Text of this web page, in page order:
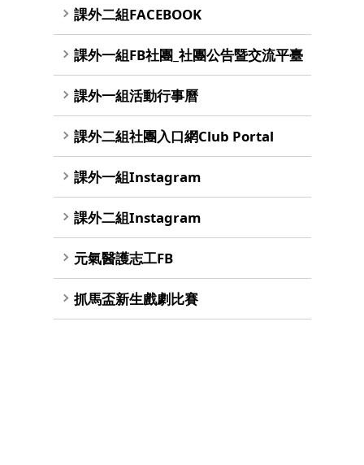
課外二組FACEBOOK
課外一組FB社團_社團公告暨交流平臺
課外一組活動行事曆
課外二組社團入口網Club Portal
課外一組Instagram
課外二組Instagram
元氣醫護志工FB
抓馬盃新生戲劇比賽